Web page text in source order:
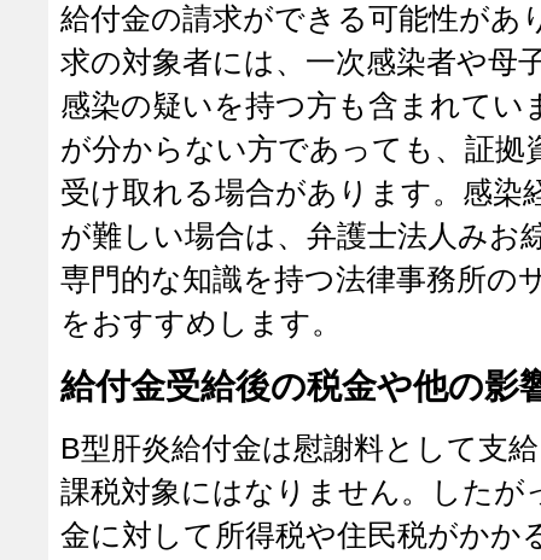
給付金の請求ができる可能性があ
求の対象者には、一次感染者や母
感染の疑いを持つ方も含まれてい
が分からない方であっても、証拠
受け取れる場合があります。感染
が難しい場合は、弁護士法人みお
専門的な知識を持つ法律事務所の
をおすすめします。
給付金受給後の税金や他の影
B型肝炎給付金は慰謝料として支
課税対象にはなりません。したが
金に対して所得税や住民税がかか